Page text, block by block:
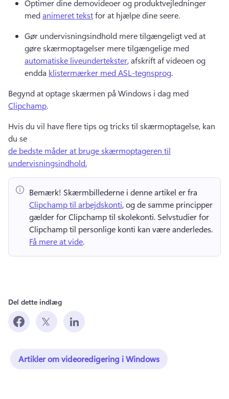
Optimer dine demovideoer og produktvejledninger
med animeret tekst for at hjælpe dine seere.
Gør undervisningsindhold mere tilgængeligt ved at
gøre skærmoptagelser mere tilgængelige med
automatiske liveundertekster, afskrift af videoen og
endda klistermærker med ASL-tegnsprog.
Begynd at optage skærmen på Windows i dag med
Clipchamp.
Hvis du vil have flere tips og tricks til skærmoptagelse, kan
du se
de bedste måder at bruge skærmoptageren til
undervisningsindhold.
Bemærk!
Clipchamp til arbejdskonti, og de samme principper
gælder for Clipchamp til skolekonti. Selvstudier for
Få mere at vide.
Del dette indlæg
Artikler om videoredigering i Windows